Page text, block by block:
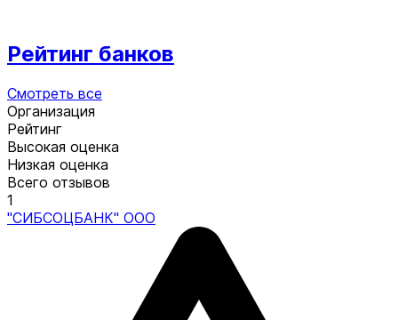
Рейтинг банков
Смотреть все
Организация
Рейтинг
Высокая оценка
Низкая оценка
Всего отзывов
1
"СИБСОЦБАНК" ООО